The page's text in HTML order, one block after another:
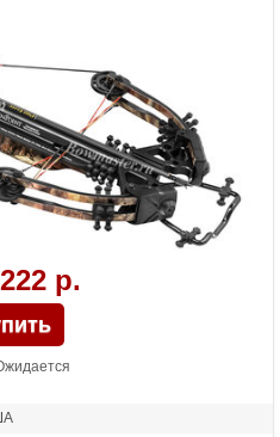
AcuDraw 50,Виброгасители
кивер на 3 стрелы,6
стрел TenPoint Pro V22 с
наконечниками 100
Мягкий чехол для переноски в
состоянии,Набор малых
направляющая, защита от
дизайн,
предохранитель на
р.